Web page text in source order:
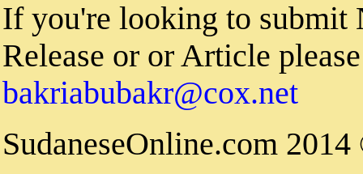
If you're looking to submit
Release or or Article
bakriabubakr@cox.net
©